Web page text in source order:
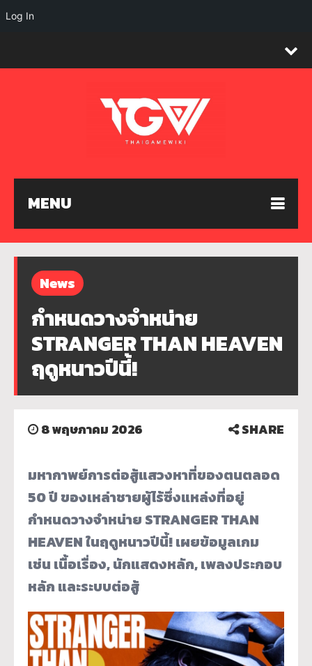
MENU
News
กำหนดวางจำหน่าย
STRANGER THAN HEAVEN
ฤดูหนาวปีนี้!
8 พฤษภาคม 2026 SHARE
มหากาพย์การต่อสู้แสวงหาที่ของตนตลอด
50 ปี ของเหล่าชายผู้ไร้ซึ่งแหล่งที่อยู่
กำหนดวางจำหน่าย STRANGER THAN
HEAVEN ในฤดูหนาวปีนี้!เผยข้อมูลเกม
เช่น เนื้อเรื่อง, นักแสดงหลัก, เพลงประกอบ
หลัก และระบบต่อสู้
Log In